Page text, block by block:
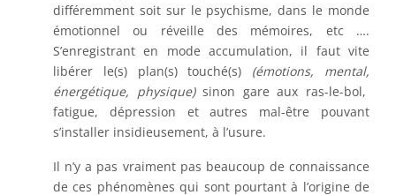
différemment soit sur le psychisme, dans le monde
émotionnel ou réveille des mémoires, etc ….
S’enregistrant en mode accumulation, il faut vite
libérer le(s) plan(s) touché(s) (émotions, mental,
énergétique, physique)sinon gare aux ras-le-bol,
fatigue, dépression et autres mal-être pouvant
s’installer insidieusement, à l’usure.
Il n’y a pas vraiment pas beaucoup de connaissance
de ces phénomènes qui sont pourtant à l’origine de